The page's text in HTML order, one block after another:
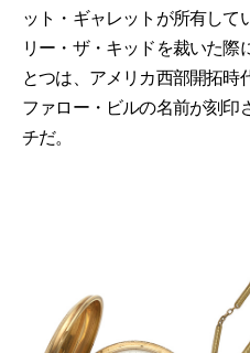
ット・ギャレットが所有して
リー・ザ・キッドを裁いた際
とつは、アメリカ西部開拓時
ファロー・ビルの名前が刻印
チだ。